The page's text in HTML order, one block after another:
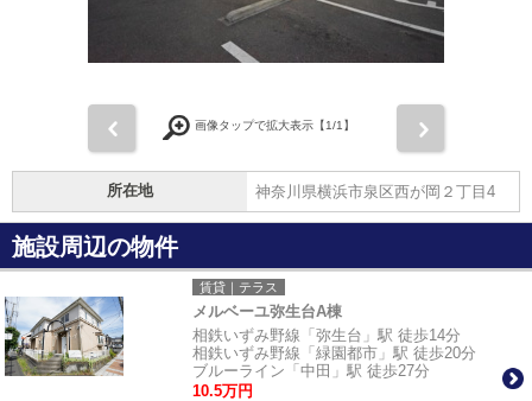
画像タップで拡大表示【1/1】
所在地 神奈川県横浜市泉区西が岡２丁目4
施設周辺の物件
賃貸｜テラス
メルベーユ弥生台A棟
相鉄いずみ野線「弥生台」駅 徒歩14分
相鉄いずみ野線「緑園都市」駅 徒歩20分
ブルーライン「中田」駅 徒歩27分
10.5万円